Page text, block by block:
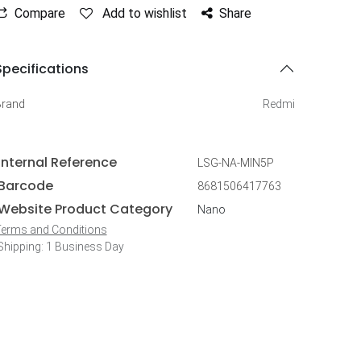
Compare Add to wishlist Share
Redmi
Reference LSG-NA-MIN5P
8681506417763
Product Category
Nano
and Conditions
1 Business Day